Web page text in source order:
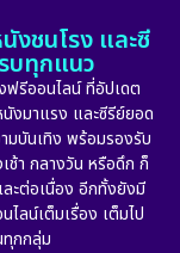
(5)
(56)
(10)
(21)
1962
งชนโรง และซี
บทุกแนว
รีออนไลน์ ที่อัปเดต
งมาแรง และซีรีย์ยอด
มบันเทิง พร้อมรองรับ
ช้า กลางวัน หรือดึก ก็
ละต่อเนื่อง อีกทั้งยังมี
ลน์เต็มเรื่อง เต็มไป
ทุกกลุ่ม